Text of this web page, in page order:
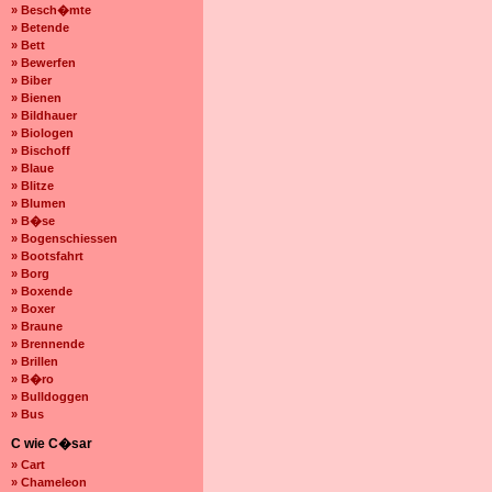
» Besch�mte
» Betende
» Bett
» Bewerfen
» Biber
» Bienen
» Bildhauer
» Biologen
» Bischoff
» Blaue
» Blitze
» Blumen
» B�se
» Bogenschiessen
» Bootsfahrt
» Borg
» Boxende
» Boxer
» Braune
» Brennende
» Brillen
» B�ro
» Bulldoggen
» Bus
C wie C�sar
» Cart
» Chameleon